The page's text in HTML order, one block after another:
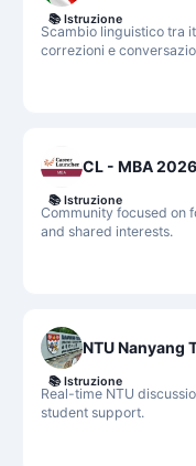
Scambio linguistico tra
correzioni e
📚 Istruzione
CL - MBA 2026
Community focused on
and shared interests.
📚 Istruzione
Real-time NTU
student support.
📚 Istruzione